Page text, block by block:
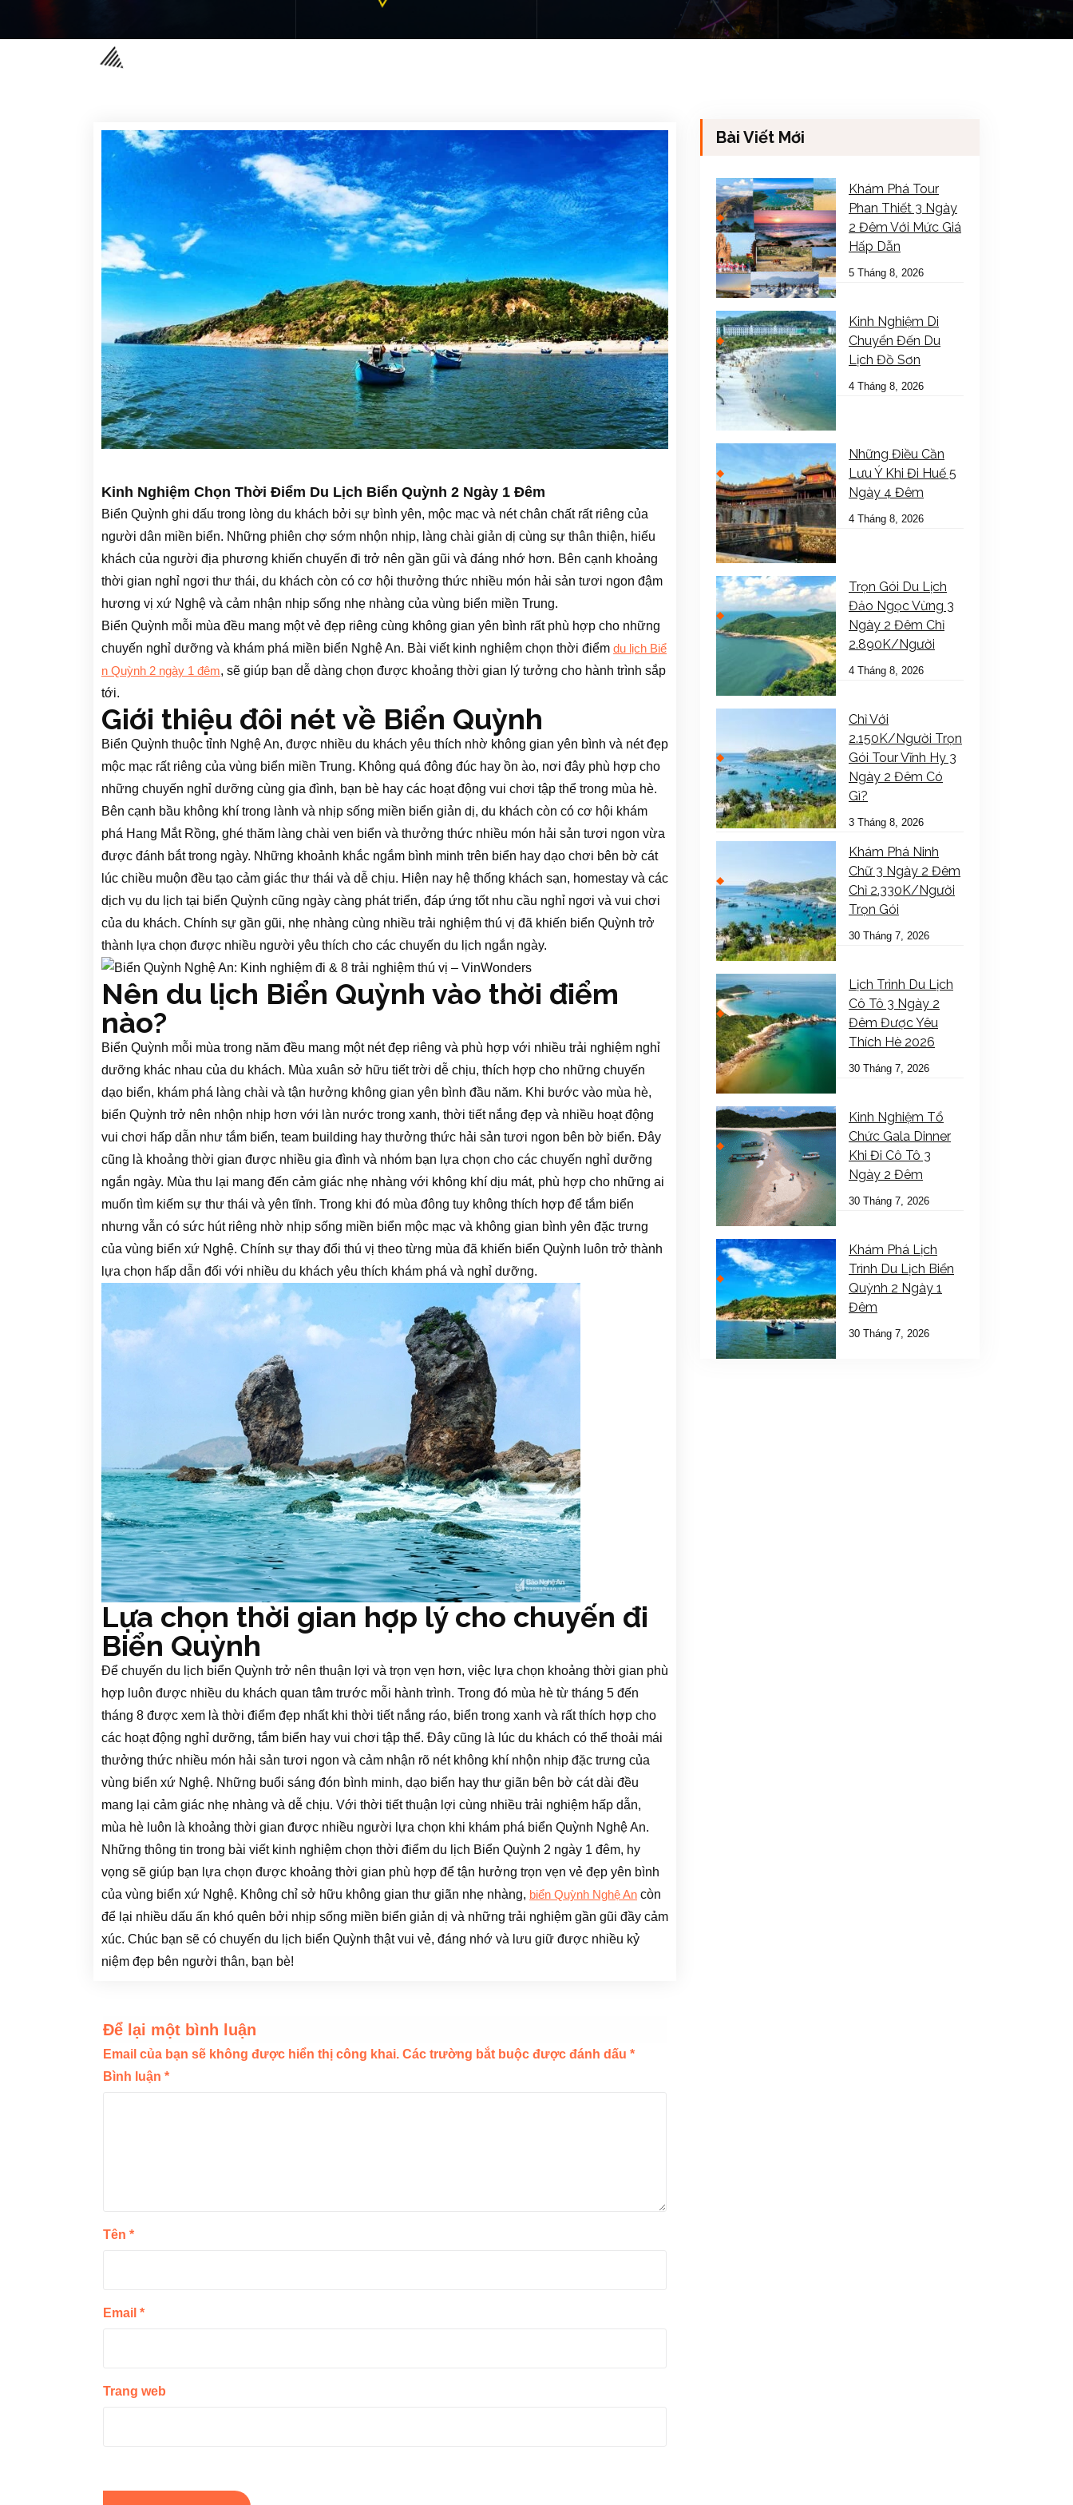
Kinh Nghiệm Chọn Thời Điểm Du Lịch Biển Quỳnh 2 Ngày 1 Đêm
Biển Quỳnh ghi dấu trong lòng du khách bởi sự bình yên, mộc mạc và nét chân chất rất riêng của
người dân miền biển. Những phiên chợ sớm nhộn nhịp, làng chài giản dị cùng sự thân thiện, hiếu
khách của người địa phương khiến chuyến đi trở nên gần gũi và đáng nhớ hơn. Bên cạnh khoảng
thời gian nghỉ ngơi thư thái, du khách còn có cơ hội thưởng thức nhiều món hải sản tươi ngon đậm
hương vị xứ Nghệ và cảm nhận nhịp sống nhẹ nhàng của vùng biển miền Trung.
Biển Quỳnh mỗi mùa đều mang một vẻ đẹp riêng cùng không gian yên bình rất phù hợp cho những
chuyến nghỉ dưỡng và khám phá miền biển Nghệ An. Bài viết kinh nghiệm chọn thời điểm du lịch Biể
n Quỳnh 2 ngày 1 đêm, sẽ giúp bạn dễ dàng chọn được khoảng thời gian lý tưởng cho hành trình sắp
tới.
Giới thiệu đôi nét về Biển Quỳnh
Biển Quỳnh thuộc tỉnh Nghệ An, được nhiều du khách yêu thích nhờ không gian yên bình và nét đẹp
mộc mạc rất riêng của vùng biển miền Trung. Không quá đông đúc hay ồn ào, nơi đây phù hợp cho
những chuyến nghỉ dưỡng cùng gia đình, bạn bè hay các hoạt động vui chơi tập thể trong mùa hè.
Bên cạnh bầu không khí trong lành và nhịp sống miền biển giản dị, du khách còn có cơ hội khám
phá Hang Mắt Rồng, ghé thăm làng chài ven biển và thưởng thức nhiều món hải sản tươi ngon vừa
được đánh bắt trong ngày. Những khoảnh khắc ngắm bình minh trên biển hay dạo chơi bên bờ cát
lúc chiều muộn đều tạo cảm giác thư thái và dễ chịu. Hiện nay hệ thống khách sạn, homestay và các
dịch vụ du lịch tại biển Quỳnh cũng ngày càng phát triển, đáp ứng tốt nhu cầu nghỉ ngơi và vui chơi
của du khách. Chính sự gần gũi, nhẹ nhàng cùng nhiều trải nghiệm thú vị đã khiến biển Quỳnh trở
thành lựa chọn được nhiều người yêu thích cho các chuyến du lịch ngắn ngày.
Nên du lịch Biển Quỳnh vào thời điểm
nào?
Biển Quỳnh mỗi mùa trong năm đều mang một nét đẹp riêng và phù hợp với nhiều trải nghiệm nghỉ
dưỡng khác nhau của du khách. Mùa xuân sở hữu tiết trời dễ chịu, thích hợp cho những chuyến
dạo biển, khám phá làng chài và tận hưởng không gian yên bình đầu năm. Khi bước vào mùa hè,
biển Quỳnh trở nên nhộn nhịp hơn với làn nước trong xanh, thời tiết nắng đẹp và nhiều hoạt động
vui chơi hấp dẫn như tắm biển, team building hay thưởng thức hải sản tươi ngon bên bờ biển. Đây
cũng là khoảng thời gian được nhiều gia đình và nhóm bạn lựa chọn cho các chuyến nghỉ dưỡng
ngắn ngày. Mùa thu lại mang đến cảm giác nhẹ nhàng với không khí dịu mát, phù hợp cho những ai
muốn tìm kiếm sự thư thái và yên tĩnh. Trong khi đó mùa đông tuy không thích hợp để tắm biển
nhưng vẫn có sức hút riêng nhờ nhịp sống miền biển mộc mạc và không gian bình yên đặc trưng
của vùng biển xứ Nghệ. Chính sự thay đổi thú vị theo từng mùa đã khiến biển Quỳnh luôn trở thành
lựa chọn hấp dẫn đối với nhiều du khách yêu thích khám phá và nghỉ dưỡng.
Lựa chọn thời gian hợp lý cho chuyến đi
Biển Quỳnh
Để chuyến du lịch biển Quỳnh trở nên thuận lợi và trọn vẹn hơn, việc lựa chọn khoảng thời gian phù
hợp luôn được nhiều du khách quan tâm trước mỗi hành trình. Trong đó mùa hè từ tháng 5 đến
tháng 8 được xem là thời điểm đẹp nhất khi thời tiết nắng ráo, biển trong xanh và rất thích hợp cho
các hoạt động nghỉ dưỡng, tắm biển hay vui chơi tập thể. Đây cũng là lúc du khách có thể thoải mái
thưởng thức nhiều món hải sản tươi ngon và cảm nhận rõ nét không khí nhộn nhịp đặc trưng của
vùng biển xứ Nghệ. Những buổi sáng đón bình minh, dạo biển hay thư giãn bên bờ cát dài đều
mang lại cảm giác nhẹ nhàng và dễ chịu. Với thời tiết thuận lợi cùng nhiều trải nghiệm hấp dẫn,
mùa hè luôn là khoảng thời gian được nhiều người lựa chọn khi khám phá biển Quỳnh Nghệ An.
Những thông tin trong bài viết kinh nghiệm chọn thời điểm du lịch Biển Quỳnh 2 ngày 1 đêm, hy
vọng sẽ giúp bạn lựa chọn được khoảng thời gian phù hợp để tận hưởng trọn vẹn vẻ đẹp yên bình
của vùng biển xứ Nghệ. Không chỉ sở hữu không gian thư giãn nhẹ nhàng, biển Quỳnh Nghệ An còn
để lại nhiều dấu ấn khó quên bởi nhịp sống miền biển giản dị và những trải nghiệm gần gũi đầy cảm
xúc. Chúc bạn sẽ có chuyến du lịch biển Quỳnh thật vui vẻ, đáng nhớ và lưu giữ được nhiều kỷ
niệm đẹp bên người thân, bạn bè!
Để lại một bình luận
Email của bạn sẽ không được hiển thị công khai. Các trường bắt buộc được đánh dấu *
Bình luận *
Tên *
Email *
Trang web
Bài Viết Mới
Khám Phá Tour
Phan Thiết 3 Ngày
2 Đêm Với Mức Giá
Hấp Dẫn
5 Tháng 8, 2026
Kinh Nghiệm Di
Chuyển Đến Du
Lịch Đồ Sơn
4 Tháng 8, 2026
Những Điều Cần
Lưu Ý Khi Đi Huế 5
Ngày 4 Đêm
4 Tháng 8, 2026
Trọn Gói Du Lịch
Đảo Ngọc Vừng 3
Ngày 2 Đêm Chỉ
2.890K/Người
4 Tháng 8, 2026
Chỉ Với
2.150K/Người Trọn
Gói Tour Vĩnh Hy 3
Ngày 2 Đêm Có
Gì?
3 Tháng 8, 2026
Khám Phá Ninh
Chữ 3 Ngày 2 Đêm
Chỉ 2.330K/Người
Trọn Gói
30 Tháng 7, 2026
Lịch Trình Du Lịch
Cô Tô 3 Ngày 2
Đêm Được Yêu
Thích Hè 2026
30 Tháng 7, 2026
Kinh Nghiệm Tổ
Chức Gala Dinner
Khi Đi Cô Tô 3
Ngày 2 Đêm
30 Tháng 7, 2026
Khám Phá Lịch
Trình Du Lịch Biển
Quỳnh 2 Ngày 1
Đêm
30 Tháng 7, 2026